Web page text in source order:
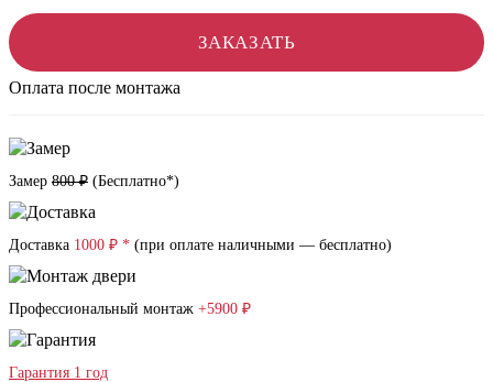
ЗАКАЗАТЬ
Оплата после монтажа
Замер 800 ₽ (Бесплатно*)
Доставка 1000 ₽ * (при оплате наличными — бесплатно)
Профессиональный монтаж +5900 ₽
Гарантия 1 год